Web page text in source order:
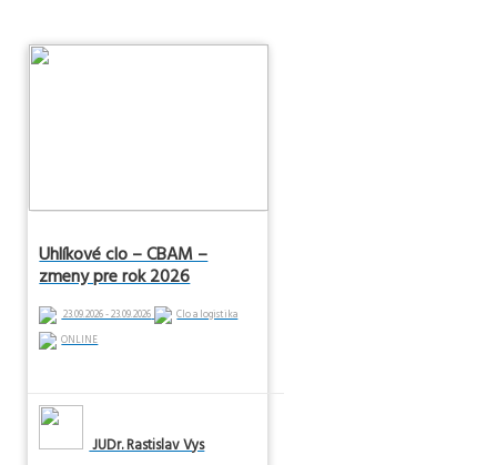
Uhlíkové clo – CBAM –
zmeny pre rok 2026
23.09.2026 - 23.09.2026
Clo a logistika
ONLINE
JUDr. Rastislav Vys